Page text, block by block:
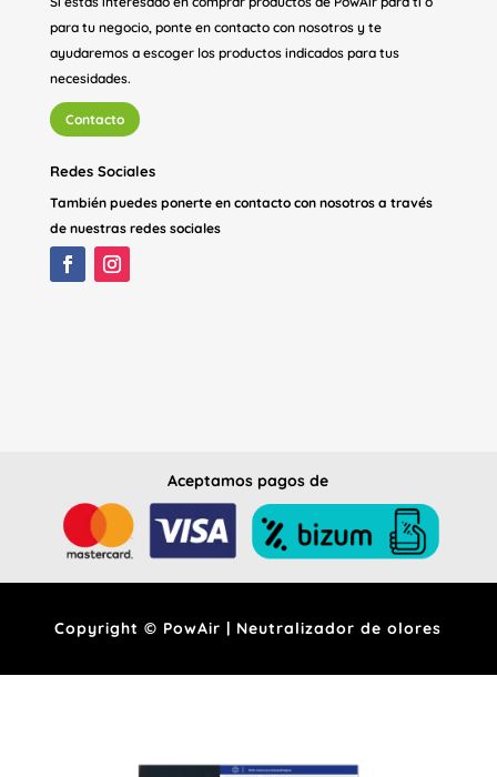
para tu negocio, ponte en contacto con nosotros y te
ayudaremos a escoger los productos indicados para tus
necesidades.
Contacto
Redes Sociales
También puedes ponerte en contacto con nosotros a través
de nuestras redes sociales
Aceptamos pagos de
Copyright © PowAir | Neutralizador de olores